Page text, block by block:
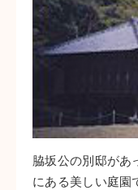
脇坂公の別邸があ
にある美しい庭園